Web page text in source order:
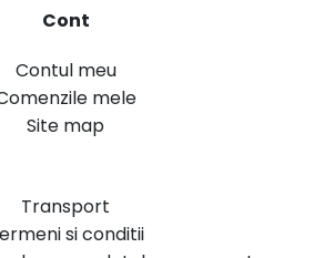
Cont
Contul meu
mele
Site map
Transport
si conditii